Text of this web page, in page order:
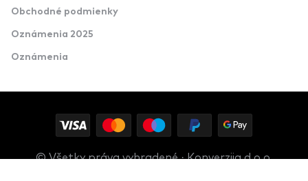
Obchodné podmienky
Oznámenia 2025
Oznámenia
© Všetky práva vyhradené · Konverzija d.o.o.